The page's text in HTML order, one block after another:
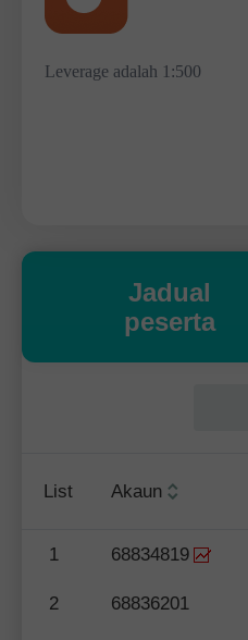
Leverage adalah 1:500
Jadual
peserta
List Akaun
1 68834819
2 68836201